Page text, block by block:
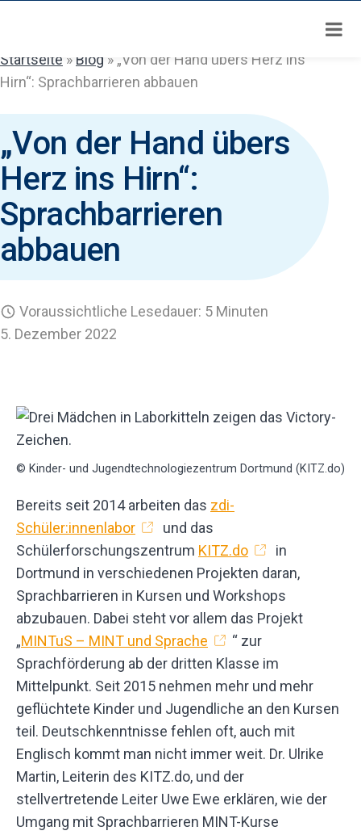
springen
Startseite » Blog » „Von der Hand übers Herz ins
Hirn“: Sprachbarrieren abbauen
„Von der Hand übers
Herz ins Hirn“:
Sprachbarrieren
abbauen
Voraussichtliche Lesedauer: 5 Minuten
5. Dezember 2022
© Kinder- und Jugendtechnologiezentrum Dortmund (KITZ.do)
Bereits seit 2014 arbeiten das zdi-
Schüler:innenlabor
und das
Schülerforschungszentrum KITZ.do
in
Dortmund in verschiedenen Projekten daran,
Sprachbarrieren in Kursen und Workshops
abzubauen. Dabei steht vor allem das Projekt
„MINTuS – MINT und Sprache
“ zur
Sprachförderung ab der dritten Klasse im
Mittelpunkt. Seit 2015 nehmen mehr und mehr
geflüchtete Kinder und Jugendliche an den Kursen
teil. Deutschkenntnisse fehlen oft, auch mit
Englisch kommt man nicht immer weit. Dr. Ulrike
Martin, Leiterin des KITZ.do, und der
stellvertretende Leiter Uwe Ewe erklären, wie der
Umgang mit Sprachbarrieren MINT-Kurse